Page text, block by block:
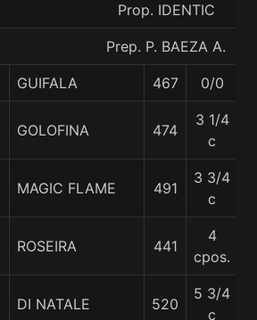
Prop. IDENTIC
Prep. P. BAEZA A.
GUIFALA 467 0/0
GOLOFINA 474
3 1/4
c
MAGIC FLAME 491
3 3/4
c
ROSEIRA 441
4
cpos.
DI NATALE 520
5 3/4
c